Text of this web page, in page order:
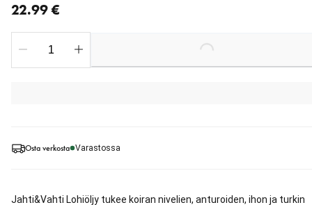
Osta verkosta Varastossa
Jahti&Vahti Lohiöljy tukee koiran nivelien, anturoiden, ihon ja turkin
22.99 €
Loading...